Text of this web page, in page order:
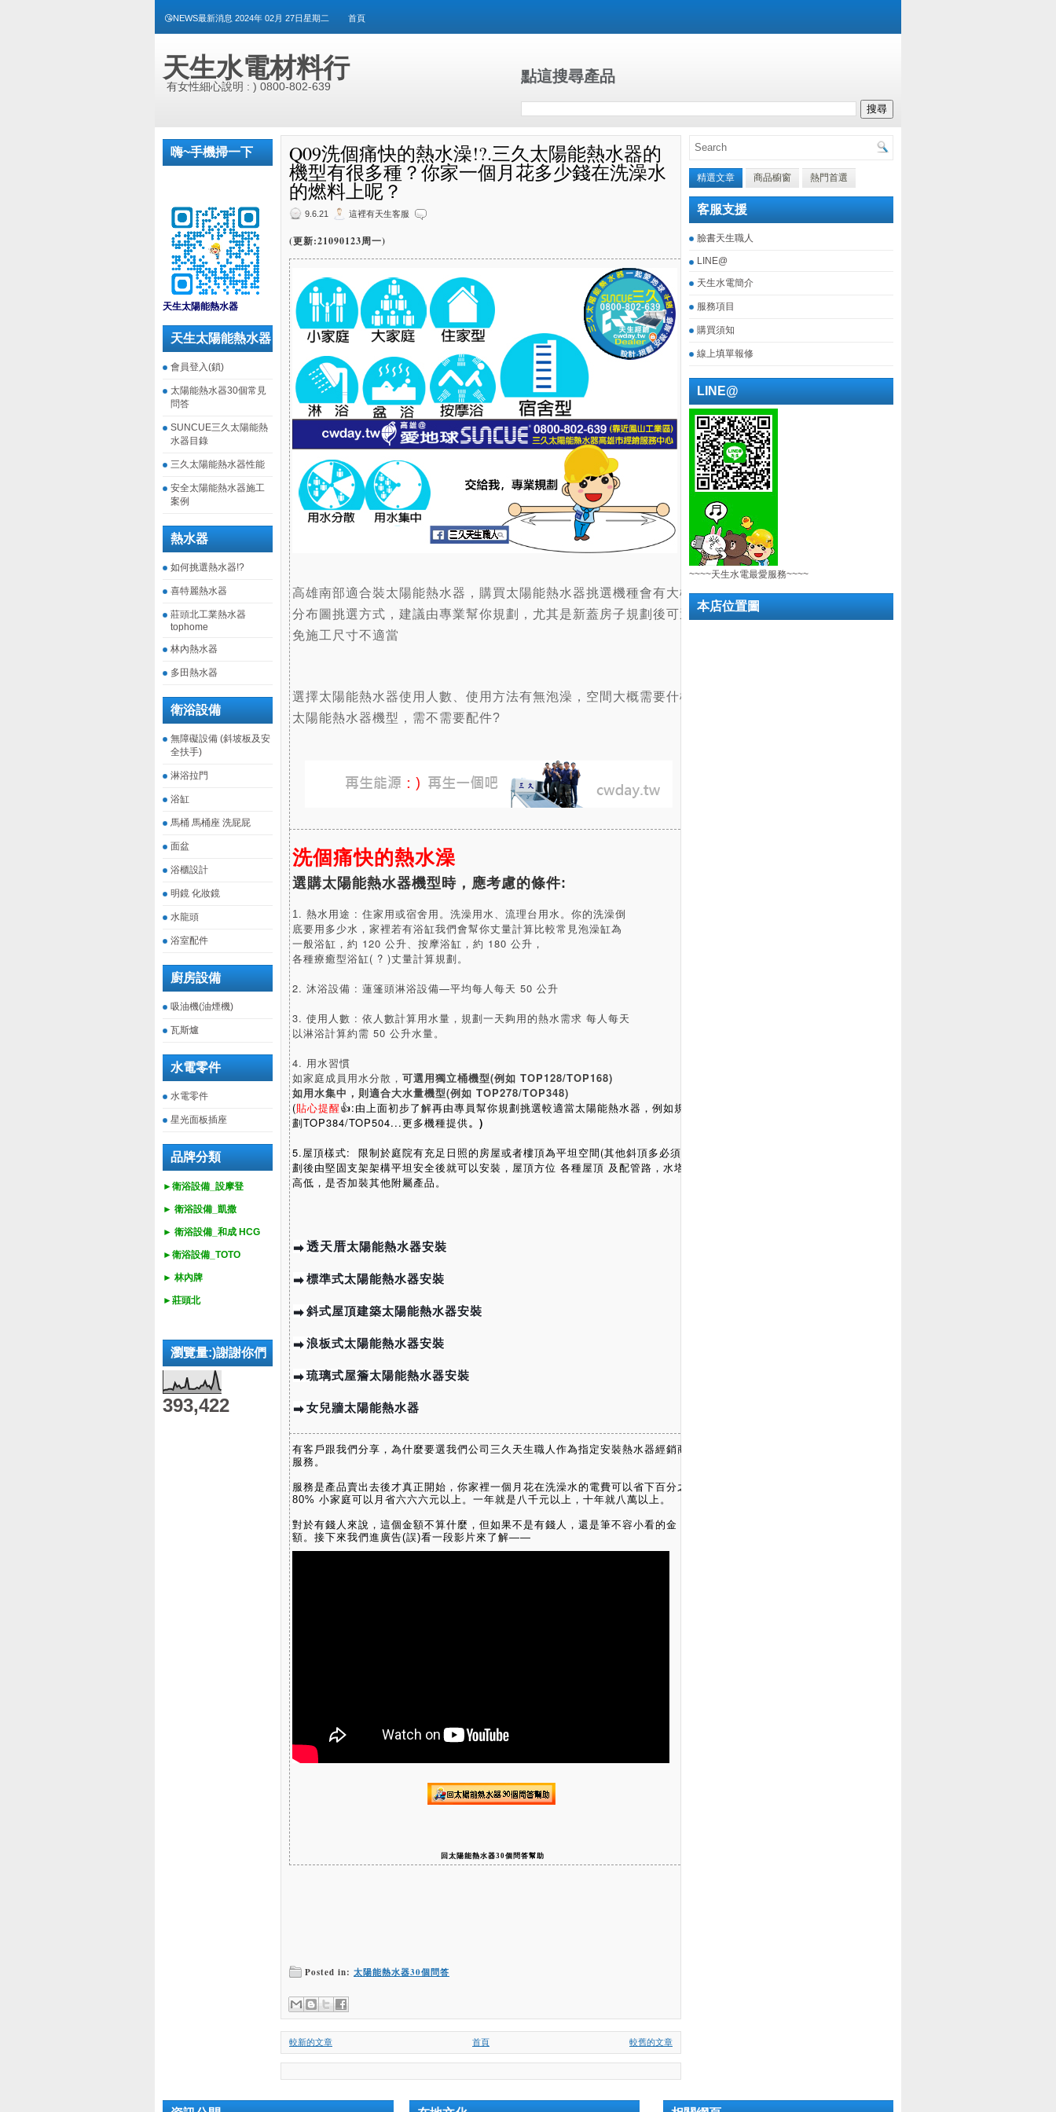
😘NEWS最新消息 2024年 02月 27日星期二 首頁
天生水電材料行
有女性細心說明 : ) 0800-802-639
點這搜尋產品
嗨~手機掃一下
天生太陽能熱水器
天生太陽能熱水器
會員登入(鎖)
太陽能熱水器30個常見
問答
SUNCUE三久太陽能熱
水器目錄
三久太陽能熱水器性能
安全太陽能熱水器施工
案例
熱水器
如何挑選熱水器!?
喜特麗熱水器
莊頭北工業熱水器
tophome
林內熱水器
多田熱水器
衛浴設備
無障礙設備 (斜坡板及安
全扶手)
淋浴拉門
浴缸
馬桶 馬桶座 洗屁屁
面盆
浴櫃設計
明鏡 化妝鏡
水龍頭
浴室配件
廚房設備
吸油機(油煙機)
瓦斯爐
水電零件
水電零件
星光面板插座
品牌分類
►衛浴設備_設摩登
► 衛浴設備_ 凱撒
► 衛浴設備_ 和成 HCG
►衛浴設備_ TOTO
► 林內牌
►莊頭北
瀏覽量:)謝謝你們
393,422
Q09洗個痛快的熱水澡!?.三久太陽能熱水器的
機型有很多種？你家一個月花多少錢在洗澡水
的燃料上呢？
9.6.21 這裡有天生客服
(更新:21090123周一)
高雄南部適合裝太陽能熱水器，購買太陽能熱水器挑選機種會有大概
分布圖挑選方式，建議由專業幫你規劃，尤其是新蓋房子規劃後可避
免施工尺寸不適當
選擇太陽能熱水器使用人數、使用方法有無泡澡，空間大概需要什樣
太陽能熱水器機型，需不需要配件?
洗個痛快的熱水澡
選購太陽能熱水器機型時，應考慮的條件:
1 . 熱水用途 : 住家用或宿舍用。洗澡用水、流理台用水。你的洗澡倒
底要用多少水，家裡若有浴缸我們會幫你丈量計算比較常見泡澡缸為
一般浴缸，約 120 公升、按摩浴缸，約 180 公升，
各種療癒型浴缸( ? )丈量計算規劃。
2. 沐浴設備 : 蓮篷頭淋浴設備—平均每人每天 50 公升
3. 使用人數 : 依人數計算用水量，規劃一天夠用的熱水需求 每人每天
以淋浴計算約需 50 公升水量。
4. 用水習慣
如家庭成員用水分散， 可選用獨立桶機型(例如 TOP128/TOP168)
如用水集中 ， 則適合大水量機型(例如 TOP278/TOP348)
(貼心提醒👍:由上面初步了解再由專員幫你規劃挑選較適當太陽能熱水器，例如規
劃TOP384/TOP504...更多機種提供。 )
5.屋頂樣式:  限制於庭院有充足日照的房屋或者樓頂為平坦空間(其他斜頂多必須規
劃後由堅固支架架構平坦安全後就可以安裝，屋頂方位 各種屋頂 及配管路，水塔
高低，是否加裝其他附屬產品。
➡透天厝太陽能熱水器安裝
➡標準式太陽能熱水器安裝
➡斜式屋頂建築太陽能熱水器安裝
➡浪板式太陽能熱水器安裝
➡琉璃式屋簷太陽能熱水器安裝
➡女兒牆太陽能熱水器
有客戶跟我們分享，為什麼要選我們公司三久天生職人作為指定安裝熱水器經銷商
服務。
服務是產品賣出去後才真正開始，你家裡一個月花在洗澡水的電費可以省下百分之
80% 小家庭可以月省六六六元以上。 一年就是八千元以上，十年就八萬以上。
對於有錢人來說，這個金額不算什麼，但如果不是有錢人，還是筆不容小看的金
額。接下來我們進廣告(誤)看一段影片來了解——
回太陽能熱水器30個問答幫助
Posted in: 太陽能熱水器30個問答
較新的文章 較舊的文章
首頁
精選文章 商品櫥窗 熱門首選
客服支援
臉書天生職人
LINE@
天生水電簡介
服務項目
購買須知
線上填單報修
LINE@
~~~~天生水電最愛服務~~~~
本店位置圖